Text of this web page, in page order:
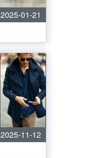
2025-01-21
2025-11-12